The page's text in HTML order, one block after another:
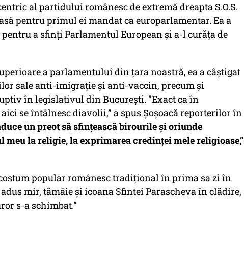
al partidului românesc de extremă dreapta S.O.S.
pentru primul ei mandat ca europarlamentar. Ea a
a sfinți Parlamentul European și a-l curăța de
a parlamentului din țara noastră, ea a câștigat
sale anti-imigrație și anti-vaccin, precum și
în legislativul din București. "Exact ca în
se întâlnesc diavolii,” a spus Șoșoacă reporterilor în
un preot să sfințească birourile și oriunde
meu la religie, la exprimarea credinței mele religioase,”
popular românesc tradițional în prima sa zi în
mir, tămâie și icoana Sfintei Parascheva în clădire,
s-a schimbat.”